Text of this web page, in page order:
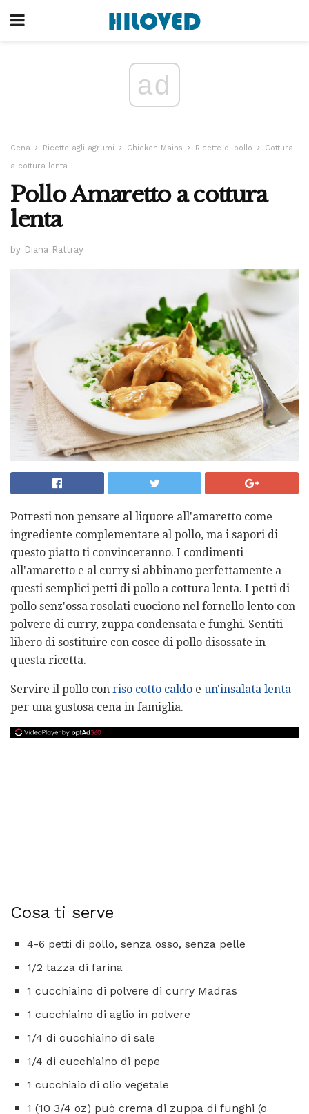
ad
Cena Ricette agli agrumi Chicken Mains Ricette di pollo
Cottura
a cottura lenta
Pollo Amaretto a cottura
lenta
by Diana Rattray
Potresti non pensare al liquore all'amaretto come
ingrediente complementare al pollo, ma i sapori di
questo piatto ti convinceranno. I condimenti
all'amaretto e al curry si abbinano perfettamente a
questi semplici petti di pollo a cottura lenta. I petti di
pollo senz'ossa rosolati cuociono nel fornello lento con
polvere di curry, zuppa condensata e funghi. Sentiti
libero di sostituire con cosce di pollo disossate in
questa ricetta.
Servire il pollo con riso cotto caldo e un'insalata lenta
per una gustosa cena in famiglia.
Cosa ti serve
4-6 petti di pollo, senza osso, senza pelle
1/2 tazza di farina
1 cucchiaino di polvere di curry Madras
1 cucchiaino di aglio in polvere
1/4 di cucchiaino di sale
1/4 di cucchiaino di pepe
1 cucchiaio di olio vegetale
1 (10 3/4 oz) può crema di zuppa di funghi (o